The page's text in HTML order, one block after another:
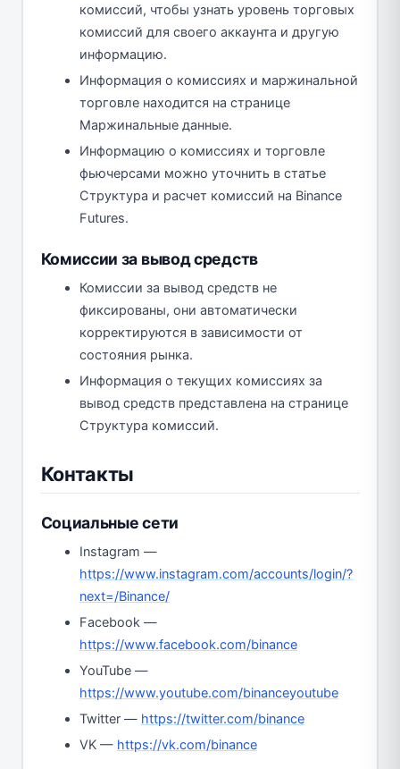
комиссий, чтобы узнать уровень торговых
комиссий для своего аккаунта и другую
информацию.
Информация о комиссиях и маржинальной
торговле находится на странице
Маржинальные данные.
Информацию о комиссиях и торговле
фьючерсами можно уточнить в статье
Структура и расчет комиссий на Binance
Futures.
Комиссии за вывод средств
Комиссии за вывод средств не
фиксированы, они автоматически
корректируются в зависимости от
состояния рынка.
Информация о текущих комиссиях за
вывод средств представлена на странице
Структура комиссий.
Контакты
Социальные сети
Instagram —
https://www.instagram.com/accounts/login/?
next=/Binance/
Facebook —
https://www.facebook.com/binance
YouTube —
https://www.youtube.com/binanceyoutube
Twitter — https://twitter.com/binance
VK — https://vk.com/binance